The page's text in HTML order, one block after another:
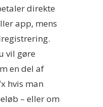
direkte
app, mens
vil gøre
en del af
hvis man
– eller om